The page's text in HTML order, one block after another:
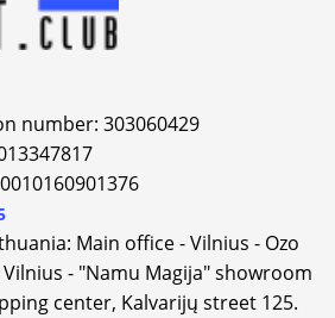
number: 303060429
Main office - Vilnius - Ozo
- "Namu Magija" showroom
center, Kalvarijų street 125.